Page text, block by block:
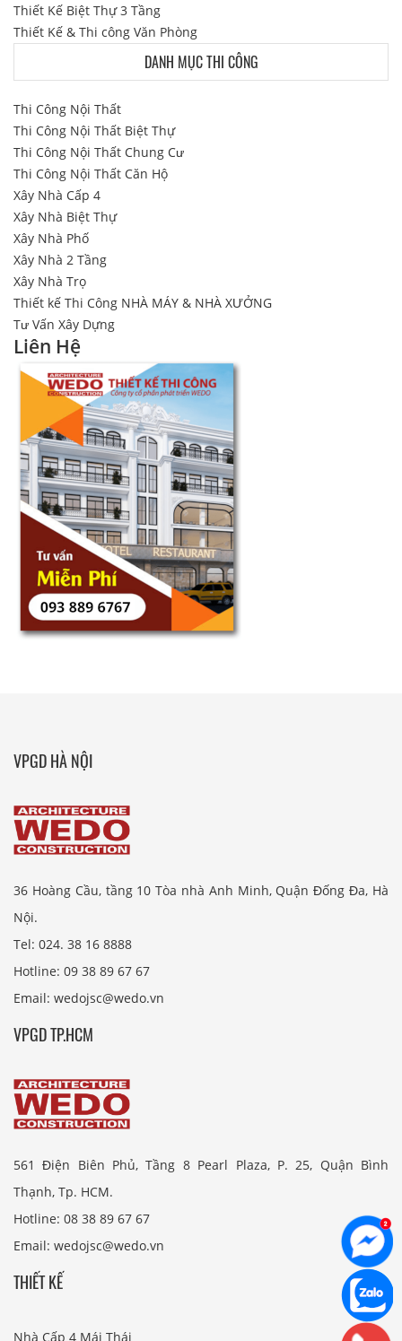
Thiết Kế Biệt Thự 3 Tầng
Thiết Kế & Thi công Văn Phòng
DANH MỤC THI CÔNG
Thi Công Nội Thất
Thi Công Nội Thất Biệt Thự
Thi Công Nội Thất Chung Cư
Thi Công Nội Thất Căn Hộ
Xây Nhà Cấp 4
Xây Nhà Biệt Thự
Xây Nhà Phố
Xây Nhà 2 Tầng
Xây Nhà Trọ
Thiết kế Thi Công NHÀ MÁY & NHÀ XƯỞNG
Tư Vấn Xây Dựng
Liên Hệ
VPGD HÀ NỘI
36 Hoàng Cầu, tầng 10 Tòa nhà Anh Minh, Quận Đống Đa, Hà
Nội.
Tel: 024. 38 16 8888
Hotline: 09 38 89 67 67
Email: wedojsc@wedo.vn
VPGD TP.HCM
561 Điện Biên Phủ, Tầng 8 Pearl Plaza, P. 25, Quận Bình
Thạnh, Tp. HCM.
Hotline: 08 38 89 67 67
Email: wedojsc@wedo.vn
THIẾT KẾ
Nhà Cấp 4 Mái Thái